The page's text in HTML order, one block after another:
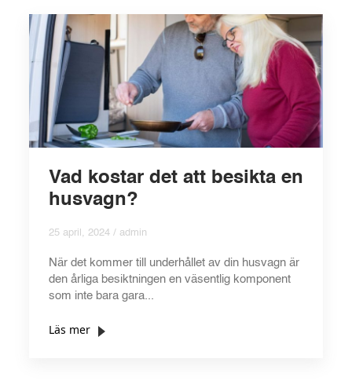
Vad kostar det att besikta en
husvagn?
25 april, 2024 / admin
När det kommer till underhållet av din husvagn är
den årliga besiktningen en väsentlig komponent
som inte bara gara...
Läs mer